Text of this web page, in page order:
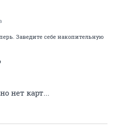
Заведите себе накопительную
нет карт...